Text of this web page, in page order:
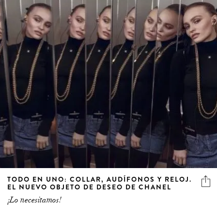
TODO EN UNO: COLLAR, AUDÍFONOS Y RELOJ.
EL NUEVO OBJETO DE DESEO DE CHANEL
¡Lo necesitamos!